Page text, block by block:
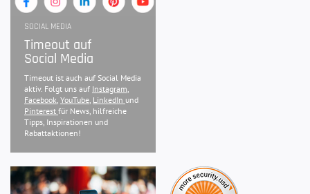
SOCIAL MEDIA
Timeout auf
Social Media
Timeout ist auch auf Social Media
aktiv. Folgt uns auf Instagram,
Facebook, YouTube, LinkedIn und
Pinterest für News, hilfreiche
Tipps, Inspirationen und
Rabattaktionen!